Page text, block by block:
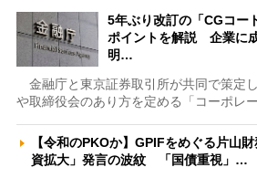
5年ぶり改訂の「CGコー
ポイントを解説 企業に
明…
金融庁と東京証券取引所が共同で策定
や取締役会のあり方を定める「コーポレ
【令和のPKOか】GPIFをめぐる片山
資拡大」発言の波紋 「国債重視」…